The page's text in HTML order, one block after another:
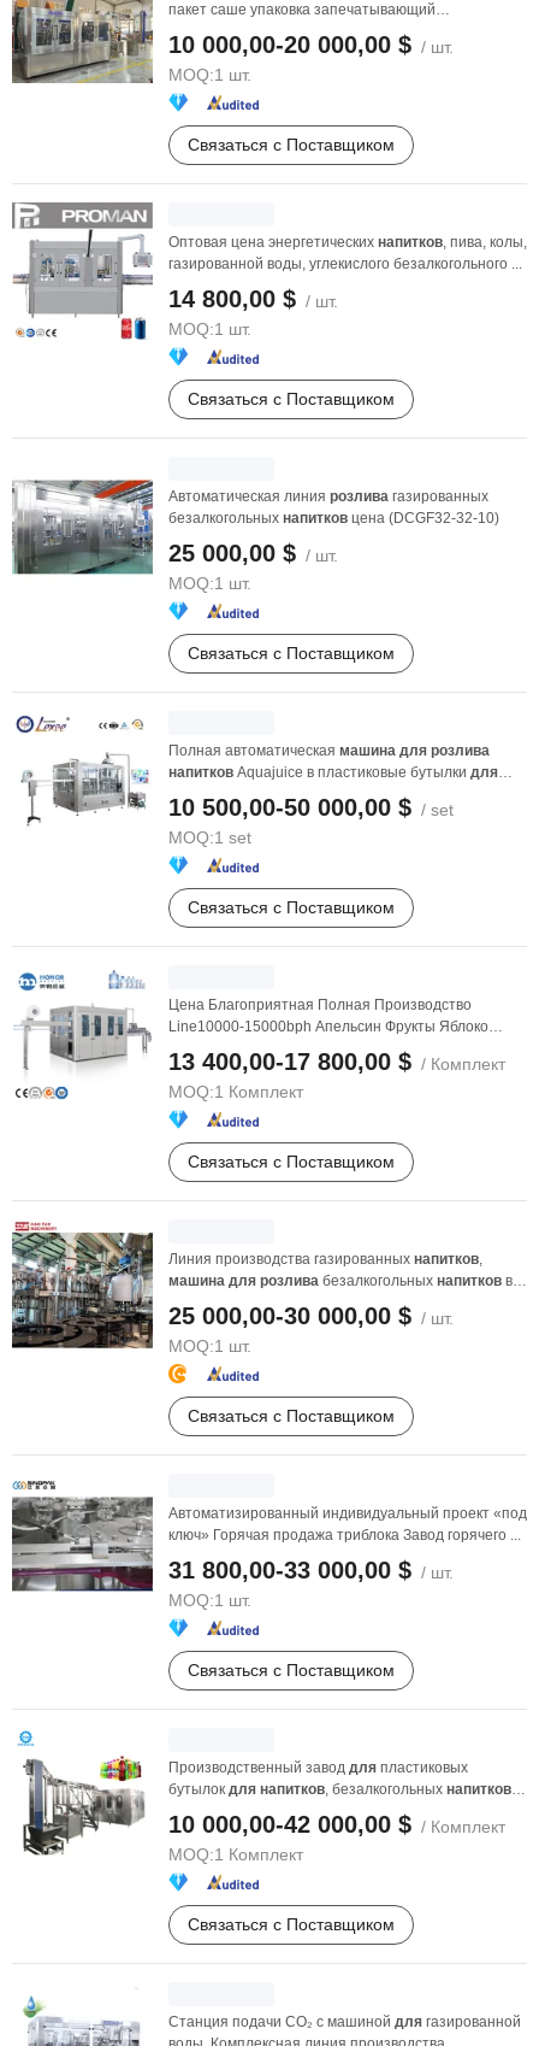
пакет саше упаковка запечатывающий
10 000,00-20 000,00 $ / шт.
MOQ:1 шт.
Связаться с Поставщиком
Оптовая цена энергетических напитков, пива, колы,
газированной воды, углекислого безалкогольного ...
14 800,00 $ / шт.
MOQ:1 шт.
Связаться с Поставщиком
Автоматическая линия розлива газированных
безалкогольных напитков цена (DCGF32-32-10)
25 000,00 $ / шт.
MOQ:1 шт.
Связаться с Поставщиком
Полная автоматическая машина для розлива
напитков Aquajuice в пластиковые бутылки для
10 500,00-50 000,00 $ / set
MOQ:1 set
Связаться с Поставщиком
Цена Благоприятная Полная Производство
Line10000-15000bph Апельсин Фрукты Яблоко
13 400,00-17 800,00 $ / Комплект
MOQ:1 Комплект
Связаться с Поставщиком
Линия производства газированных напитков,
машина для розлива безалкогольных напитков в
25 000,00-30 000,00 $ / шт.
MOQ:1 шт.
Связаться с Поставщиком
Автоматизированный индивидуальный проект «под
ключ» Горячая продажа триблока Завод горячего ...
31 800,00-33 000,00 $ / шт.
MOQ:1 шт.
Связаться с Поставщиком
Производственный завод для пластиковых
бутылок для напитков, безалкогольных напитков,
10 000,00-42 000,00 $ / Комплект
MOQ:1 Комплект
Связаться с Поставщиком
Станция подачи CO₂ с машиной для газированной